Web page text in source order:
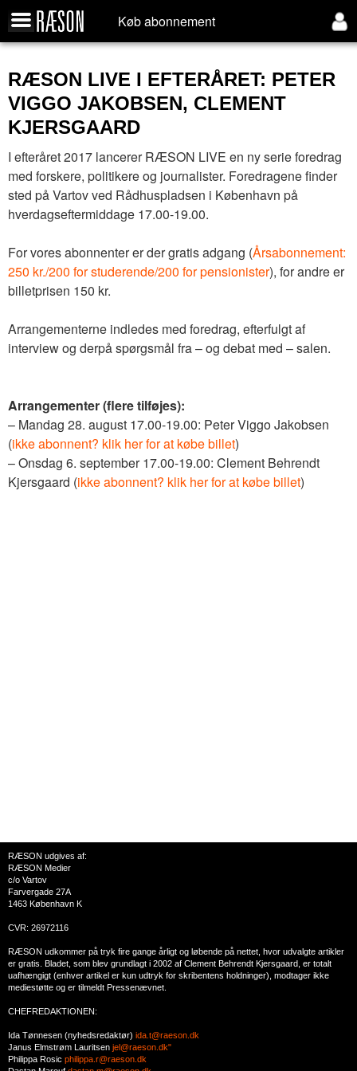
Køb abonnement
RÆSON LIVE I EFTERÅRET: PETER
VIGGO JAKOBSEN, CLEMENT
KJERSGAARD
I efteråret 2017 lancerer RÆSON LIVE en ny serie foredrag
med forskere, politikere og journalister. Foredragene finder
sted på Vartov ved Rådhuspladsen i København på
hverdagseftermiddage 17.00-19.00.
For vores abonnenter er der gratis adgang (Årsabonnement:
250 kr./200 for studerende/200 for pensionister), for andre er
billetprisen 150 kr.
Arrangementerne indledes med foredrag, efterfulgt af
interview og derpå spørgsmål fra – og debat med – salen.
Arrangementer (flere tilføjes):
– Mandag 28. august 17.00-19.00: Peter Viggo Jakobsen
(ikke abonnent? klik her for at købe billet)
– Onsdag 6. september 17.00-19.00: Clement Behrendt
Kjersgaard (ikke abonnent? klik her for at købe billet)
RÆSON udgives af:
RÆSON Medier
c/o Vartov
Farvergade 27A
1463 København K
CVR: 26972116
RÆSON udkommer på tryk fire gange årligt og løbende på nettet, hvor udvalgte artikler
er gratis. Bladet, som blev grundlagt i 2002 af Clement Behrendt Kjersgaard, er totalt
uafhængigt (enhver artikel er kun udtryk for skribentens holdninger), modtager ikke
mediestøtte og er tilmeldt Pressenævnet.
CHEFREDAKTIONEN:
Ida Tønnesen (nyhedsredaktør) ida.t@raeson.dk
Janus Elmstrøm Lauritsen jel@raeson.dk"
Philippa Rosic philippa.r@raeson.dk